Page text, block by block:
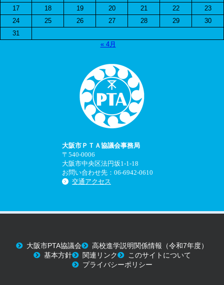
17
18 19 20 21 22
23
24
25 26 27 28 29
30
31
« 4月
大阪市ＰＴＡ協議会事務局
〒540-0006
大阪市中央区法円坂1-1-18
お問い合わせ先：06-6942-0610
交通アクセス
大阪市PTA協議会
高校進学説明関係情報（令和7年度）
基本方針
関連リンク
このサイトについて
プライバシーポリシー